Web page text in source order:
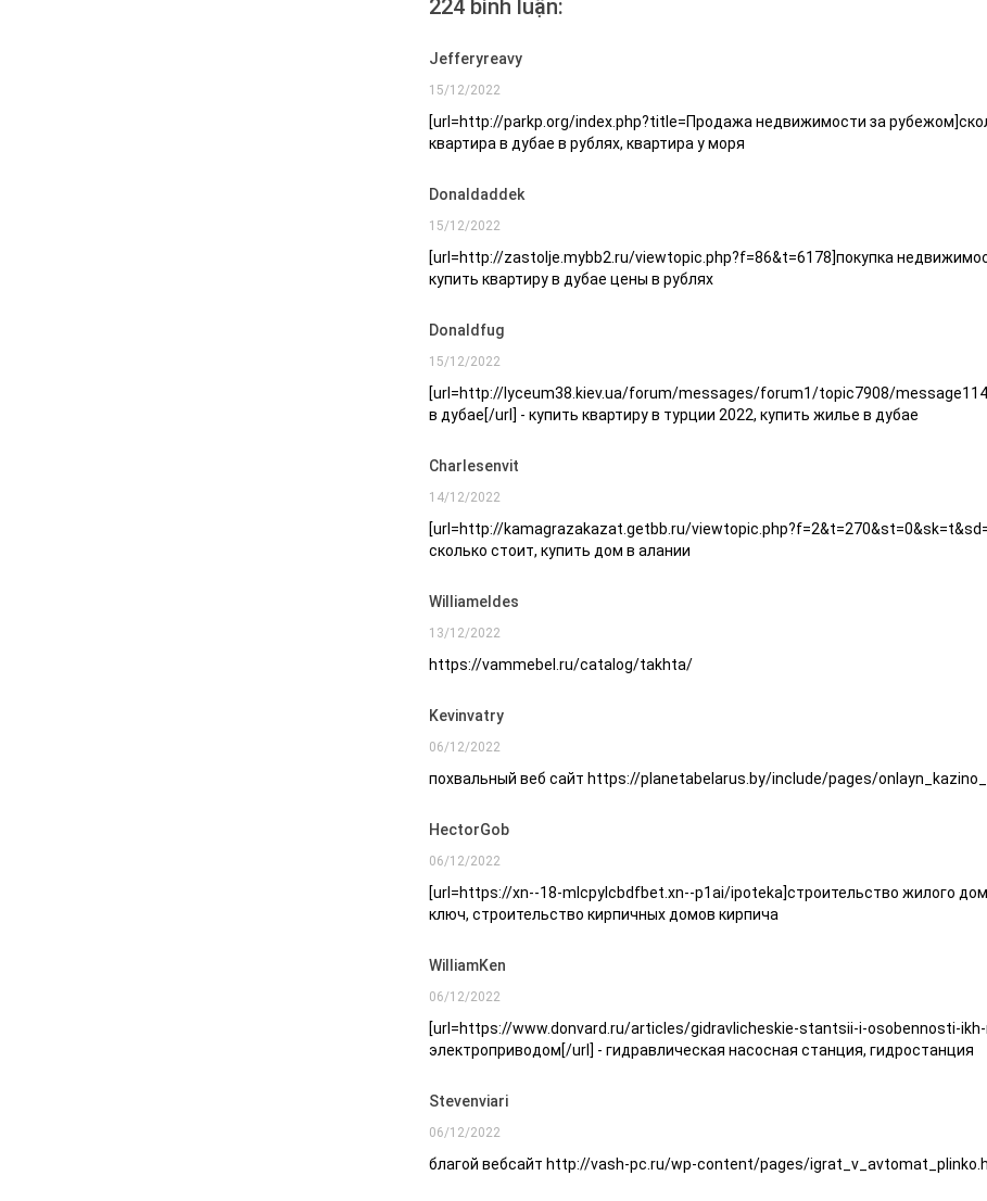
224 bình luận:
Jefferyreavy
15/12/2022
[url=http://parkp.org/index.php?title=Продажа недвижимости за
квартира в дубае в рублях, квартира у моря
Donaldaddek
15/12/2022
[url=http://zastolje.mybb2.ru/viewtopic.php?f=86&t=6178]покупка
купить квартиру в дубае цены в рублях
Donaldfug
15/12/2022
[url=http://lyceum38.kiev.ua/forum/messages/forum1/topic7908/
в дубае[/url] - купить квартиру в турции 2022, купить жилье в дубае
Charlesenvit
14/12/2022
[url=http://kamagrazakazat.getbb.ru/
сколько стоит, купить дом в алании
Williameldes
13/12/2022
https://vammebel.ru/catalog/takhta/
Kevinvatry
06/12/2022
похвальный веб сайт https://planetabelarus.by/include/pages/
HectorGob
06/12/2022
[url=https://xn--18-mlcpylcbdfbet.xn--p1ai/ipoteka]строительство жилого
ключ, строительство кирпичных домов кирпича
WilliamKen
06/12/2022
[url=https://www.donvard.ru/articles/gidravlicheskie-stantsii-i-osobennosti-
электроприводом[/url] - гидравлическая насосная станция, гидростанция
Stevenviari
06/12/2022
благой вебсайт http://vash-pc.ru/wp-content/pages/